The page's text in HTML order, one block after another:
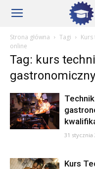
Szkoły
KKZ
Strona główna Tagi
online
Tag: kurs
31 stycznia
Kurs